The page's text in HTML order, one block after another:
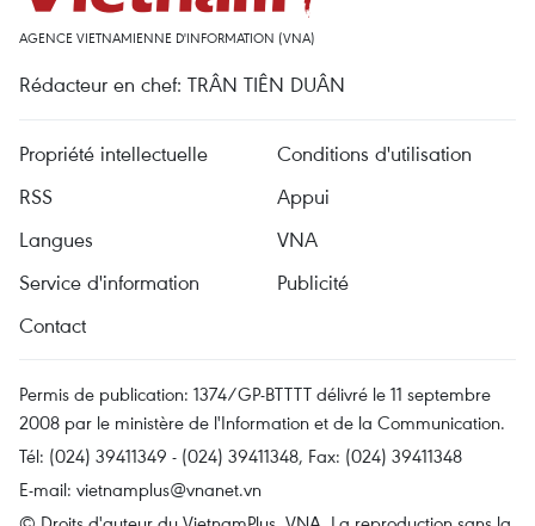
AGENCE VIETNAMIENNE D'INFORMATION (VNA)
Rédacteur en chef: TRÂN TIÊN DUÂN
Propriété intellectuelle
Conditions d'utilisation
RSS
Appui
Langues
VNA
Service d'information
Publicité
Contact
Permis de publication: 1374/GP-BTTTT délivré le 11 septembre
2008 par le ministère de l'Information et de la Communication.
Tél: (024) 39411349 - (024) 39411348, Fax: (024) 39411348
E-mail: vietnamplus@vnanet.vn